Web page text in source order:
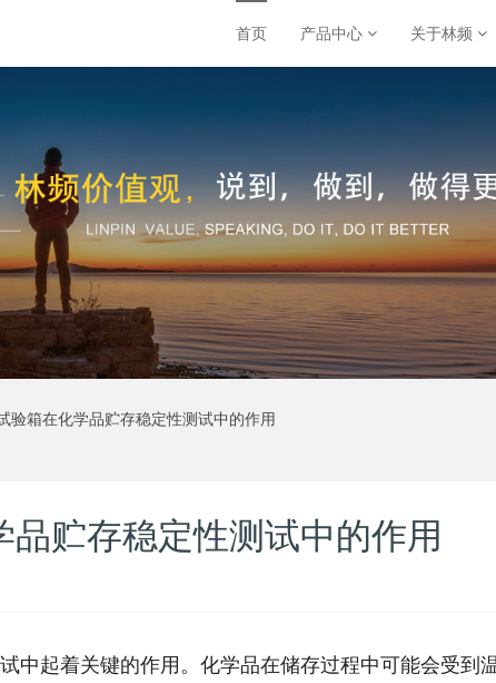
首页 产品中心 关于林频
验箱在化学品贮存稳定性测试中的作用
贮存稳定性测试中的作用
中起着关键的作用。化学品在储存过程中可能会受到